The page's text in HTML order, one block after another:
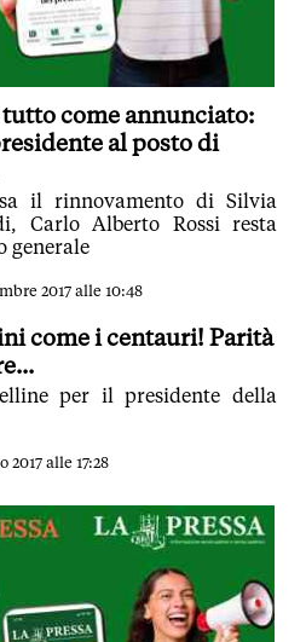
come annunciato:
al posto di
il rinnovamento di Silvia
Carlo Alberto Rossi resta
generale
2017 alle 10:48
come i centauri! Parità
per il presidente della
2017 alle 17:28